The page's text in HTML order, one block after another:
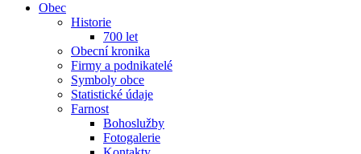
Obec
Historie
700 let
Obecní kronika
Firmy a podnikatelé
Symboly obce
Statistické údaje
Farnost
Bohoslužby
Fotogalerie